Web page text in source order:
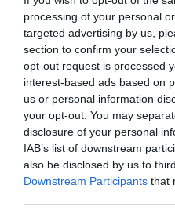
processing of your personal
targeted advertising by us,
section to confirm your
opt-out request is processed
interest-based ads based on
us or personal information
your opt-out. You may
disclosure of your personal
IAB’s list of downstream
also be disclosed by us to
Downstream Participants that
Brutál nehéz
jól sikerül
Nyolc kvízkérdés:
az érdekes quizt